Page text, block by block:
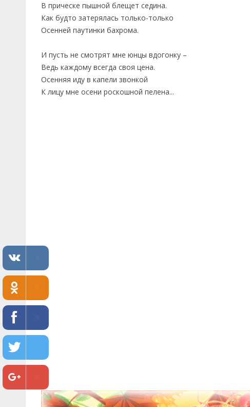
В прическе пышной блещет седина.
Как будто затерялась только-только
Осенней паутинки бахрома.
И пусть не смотрят мне юнцы вдогонку –
Ведь каждому всегда своя цена.
Осенняя иду в капели звонкой
К лицу мне осени роскошной пелена...